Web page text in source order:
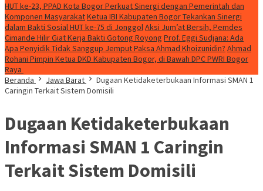
HUT ke-23, PPAD Kota Bogor Perkuat Sinergi dengan Pemerintah dan
Komponen MasyarakatKetua IBI Kabupaten Bogor Tekankan Sinergi
dalam Bakti Sosial HUT ke-75 di JonggolAksi Jum’at Bersih, Pemdes
Cimande Hilir Giat Kerja Bakti Gotong Royong Prof. Eggi Sudjana: Ada
Apa Penyidik Tidak Sanggup Jemput Paksa Ahmad Khoizunidin? Ahmad
Rohani Pimpin Ketua DKD Kabupaten Bogor, di Bawah DPC PWRI Bogor
Raya
Beranda
Jawa Barat
Dugaan Ketidaketerbukaan Informasi SMAN 1
Caringin Terkait Sistem Domisili
Dugaan Ketidaketerbukaan
Informasi SMAN 1 Caringin
Terkait Sistem Domisili